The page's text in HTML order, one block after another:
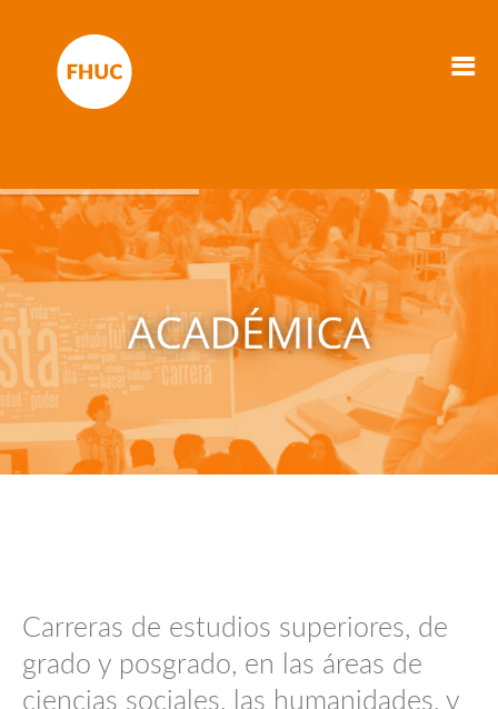
Carreras de estudios superiores, de
grado y posgrado, en las áreas de
ciencias sociales, las humanidades, y